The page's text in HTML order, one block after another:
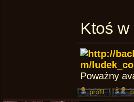
Ktoś
Poważny